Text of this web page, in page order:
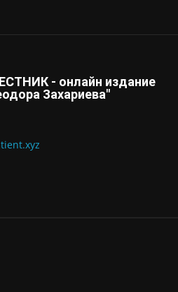
- онлайн издание
Захариева"